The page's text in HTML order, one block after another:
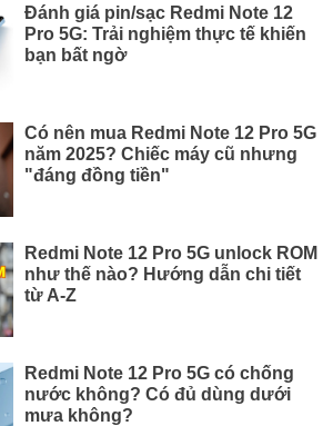
Đánh giá pin/sạc Redmi Note 12
Pro 5G: Trải nghiệm thực tế khiến
bạn bất ngờ
Có nên mua Redmi Note 12 Pro 5G
năm 2025? Chiếc máy cũ nhưng
"đáng đồng tiền"
Redmi Note 12 Pro 5G unlock ROM
như thế nào? Hướng dẫn chi tiết
từ A-Z
Redmi Note 12 Pro 5G có chống
nước không? Có đủ dùng dưới
mưa không?